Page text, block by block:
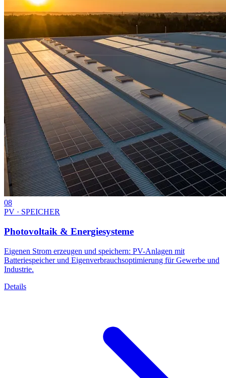
08
PV · SPEICHER
Photovoltaik & Energiesysteme
Eigenen Strom erzeugen und speichern: PV-Anlagen mit
Batteriespeicher und Eigenverbrauchsoptimierung für Gewerbe und
Industrie.
Details